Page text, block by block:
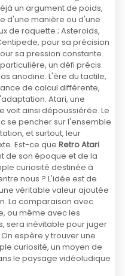
un argument de poids,
d'une manière ou d'une
de raquette ; Asteroids,
pour sa précision
sa pression constante.
un défi précis.
anodine. L'ère du tactile,
de calcul différente,
Atari, une
voit ainsi dépoussiérée. Le
se pencher sur l'ensemble
et surtout, leur
Est-ce que Retro Atari
de son époque et de la
curiosité destinée à
nous ? L'idée est de
véritable valeur ajoutée
La comparaison avec
ou même avec les
sera inévitable pour juger
espère y trouver une
curiosité, un moyen de
le paysage vidéoludique